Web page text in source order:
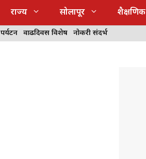
राज्य सोलापूर शैक्षणिक
पर्यटन वाढदिवस विशेष नोकरी संदर्भ